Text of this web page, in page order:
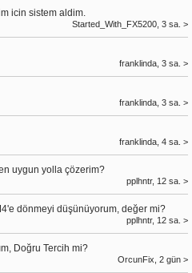
icin sistem aldim.
Started_With_FX5200, 3 sa. >
franklinda, 3 sa. >
franklinda, 3 sa. >
franklinda, 4 sa. >
uygun yolla çözerim?
pplhntr, 12 sa. >
dönmeyi düşünüyorum, değer mi?
pplhntr, 12 sa. >
Doğru Tercih mi?
OrcunFix, 2 gün >